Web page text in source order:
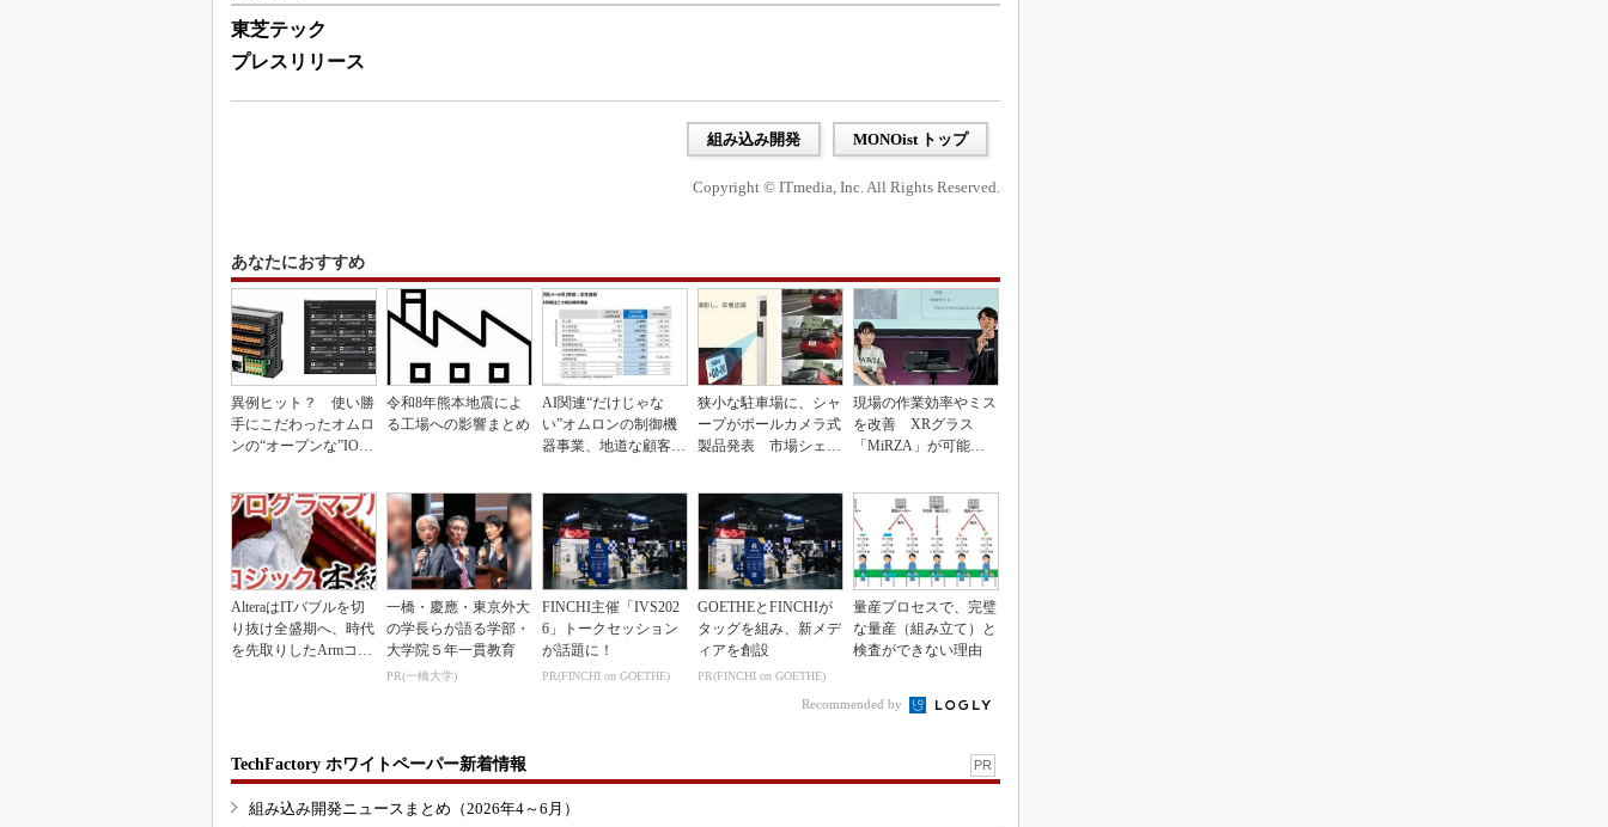
東芝テック
プレスリリース
組み込み開発 MONOist トップ
Copyright © ITmedia, Inc. All Rights Reserved.
あなたにおすすめ
異例ヒット？ 使い勝
手にこだわったオムロ
ンの“オープンな”IO-L
令和8年熊本地震によ
る工場への影響まとめ
AI関連“だけじゃな
い”オムロンの制御機
器事業、地道な顧客基
狭小な駐車場に、シャ
ープがポールカメラ式
製品発表 市場シェア
現場の作業効率やミス
を改善 XRグラス
「MiRZA」が可能に
の...
AlteraはITバブルを切
り抜け全盛期へ、時代
を先取りしたArmコア
一橋・慶應・東京外大
の学長らが語る学部・
大学院５年一貫教育
PR(一橋大学)
FINCHI主催「IVS202
6」トークセッション
が話題に！
PR(FINCHI on GOETHE)
GOETHEとFINCHIが
タッグを組み、新メデ
ィアを創設
PR(FINCHI on GOETHE)
量産プロセスで、完璧
な量産（組み立て）と
検査ができない理由
Recommended by
TechFactory ホワイトペーパー新着情報 PR
組み込み開発ニュースまとめ（2026年4～6月）